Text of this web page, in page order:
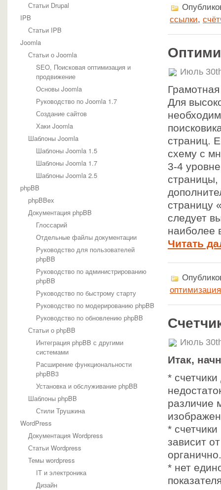
Статьи Drupal
IPB
Статьи IPB
Joomla
Статьи о Joomla
SEO, Поисковая оптимизация и
продвижение
Основы Joomla
Руководство по Joomla 1.7
Создание сайтов
Хаки Joomla
Шаблоны Joomla
Шаблоны Joomla 1.5
Шаблоны Joomla 1.7
Шаблоны Joomla 2.5
phpBB
phpBBex
Документация phpBB
Глоссарий
Отдельные файлы документации
Руководство для пользователей
phpBB
Руководство по администрированию
phpBB
Руководство по быстрому старту
Руководство по модерированию phpBB
Руководство по обновлению phpBB
Статьи о phpBB
Интеграция phpBB с другими
системами
Расширение функциональности
phpBB3
Установка и обслуживание phpBB
Шаблоны phpBB
Стили Трушкина
WordPress
Документация Wordpress
Статьи Wordpress
Темы wordpress
IT и электроника
Дизайн
ссылки,
Июль
Для
страниц.
схему с
3-4
страницы,
страницу
следует
наиболее
Читать
оптимизация
Июль
Итак,
*
различие
*
зависит
органично.
* нет